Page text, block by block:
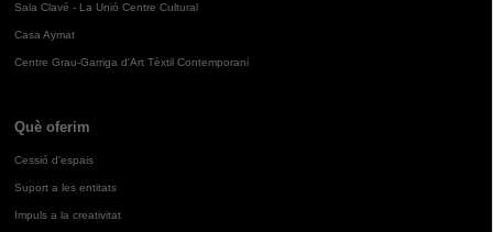
Sala Clavé - La Unió Centre Cultural
Casa Aymat
Centre Grau-Garriga d'Art Tèxtil Contemporani
Què oferim
Cessió d'espais
Suport a les entitats
Impuls a la creativitat